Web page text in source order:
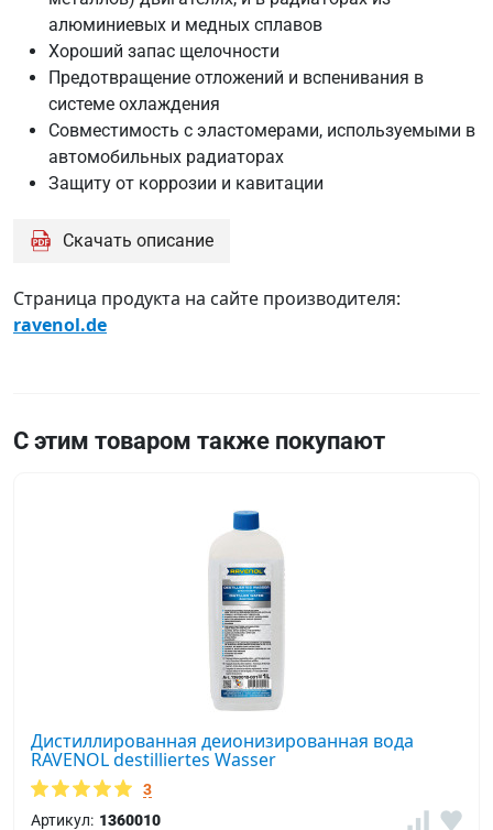
алюминиевых и медных сплавов
Хороший запас щелочности
Предотвращение отложений и вспенивания в
системе охлаждения
Совместимость с эластомерами, используемыми в
автомобильных радиаторах
Защиту от коррозии и кавитации
Скачать описание
Страница продукта на сайте производителя:
ravenol.de
С этим товаром также покупают
Дистиллированная деионизированная вода
RAVENOL destilliertes Wasser
3
Артикул: 1360010